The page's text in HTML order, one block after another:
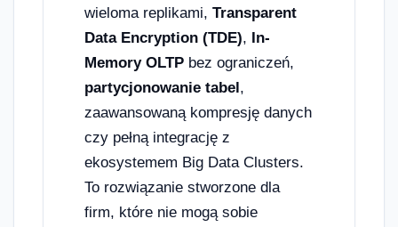
wieloma replikami, Transparent
Data Encryption (TDE), In-
Memory OLTP bez ograniczeń,
partycjonowanie tabel,
zaawansowaną kompresję danych
czy pełną integrację z
ekosystemem Big Data Clusters.
To rozwiązanie stworzone dla
firm, które nie mogą sobie